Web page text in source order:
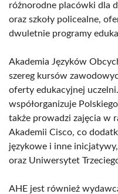
różnorodne placówki dla
oraz szkoły policealne,
dwuletnie programy
Akademia Języków
szereg kursów
oferty edukacyjnej
współorganizuje
także prowadzi zajęcia w
Akademii Cisco, co
językowe i inne
oraz Uniwersytet
AHE jest również